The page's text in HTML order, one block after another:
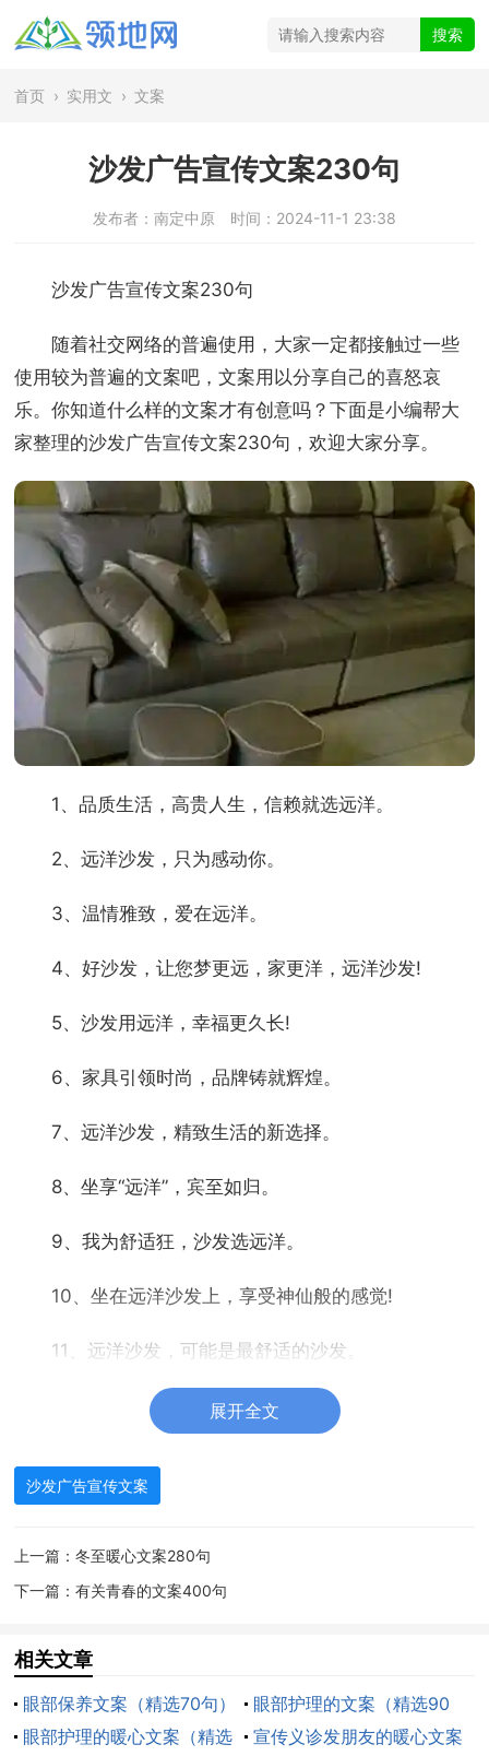
首页 › 实用文 › 文案
沙发广告宣传文案230句
发布者：南定中原 时间：2024-11-1 23:38
沙发广告宣传文案230句
随着社交网络的普遍使用，大家一定都接触过一些
使用较为普遍的文案吧，文案用以分享自己的喜怒哀
乐。你知道什么样的文案才有创意吗？下面是小编帮大
家整理的沙发广告宣传文案230句，欢迎大家分享。
1、品质生活，高贵人生，信赖就选远洋。
2、远洋沙发，只为感动你。
3、温情雅致，爱在远洋。
4、好沙发，让您梦更远，家更洋，远洋沙发!
5、沙发用远洋，幸福更久长!
6、家具引领时尚，品牌铸就辉煌。
7、远洋沙发，精致生活的新选择。
8、坐享“远洋”，宾至如归。
9、我为舒适狂，沙发选远洋。
10、坐在远洋沙发上，享受神仙般的感觉!
11、远洋沙发，可能是最舒适的沙发。
12、远洋沙发，舒服到家。
15、爱远洋，爱生活。舒适的感觉，幸福的生活。
17、品味生活，从美漫坐起!
18、品味生活，美漫沙发。
展开全文
沙发广告宣传文案
上一篇：冬至暖心文案280句
下一篇：有关青春的文案400句
相关文章
眼部保养文案（精选70句）
眼部护理的文案（精选90
句）
眼部护理的暖心文案（精选
宣传义诊发朋友的暖心文案